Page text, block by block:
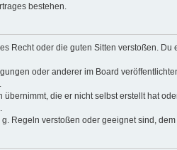
bestehen.
Recht oder die guten Sitten verstoßen.
oder anderer im Board
die er nicht selbst erstellt hat
Regeln verstoßen oder geeignet sind,